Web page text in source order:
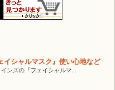
イシャルマスク』使い心地など
インズの『フェイシャルマ...